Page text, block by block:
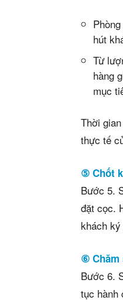
hút
Từ
hàng
mục
Thời
thực tế
⑤ Chốt
Bước 5.
đặt cọc.
khách
⑥ Chăm
Bước 6.
tục hành